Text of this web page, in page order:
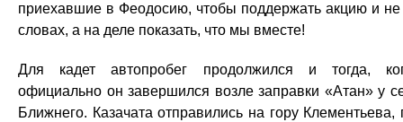
приехавшие в Феодосию, чтобы поддержать акцию и не
словах, а на деле показать, что мы вместе!
Для кадет автопробег продолжился и тогда,
официально он завершился возле заправки «Атан» у
Ближнего. Казачата отправились на гору Клементьева,